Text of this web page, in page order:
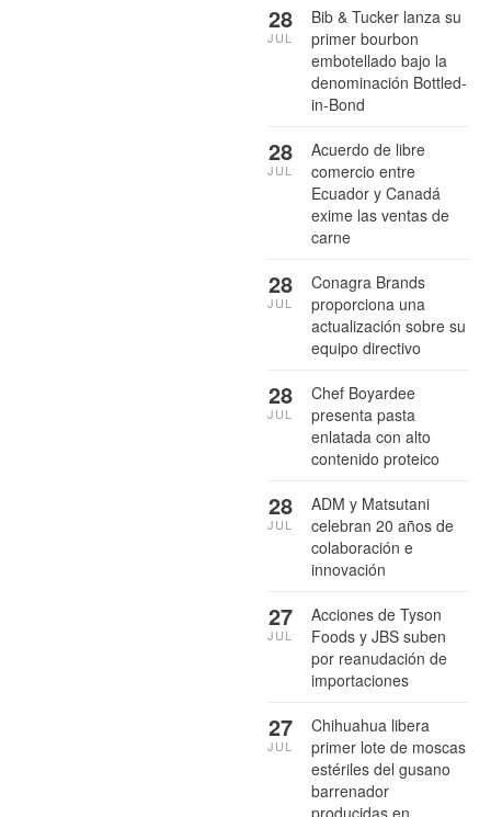
Bib & Tucker lanza su
primer bourbon
embotellado bajo la
denominación Bottled-
in-Bond
28
JUL
Acuerdo de libre
comercio entre
Ecuador y Canadá
exime las ventas de
carne
28
JUL
Conagra Brands
proporciona una
actualización sobre su
equipo directivo
28
JUL
Chef Boyardee
presenta pasta
enlatada con alto
contenido proteico
28
JUL
ADM y Matsutani
celebran 20 años de
colaboración e
innovación
28
JUL
Acciones de Tyson
Foods y JBS suben
por reanudación de
importaciones
27
JUL
Chihuahua libera
primer lote de moscas
estériles del gusano
barrenador
producidas en
27
JUL